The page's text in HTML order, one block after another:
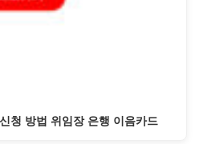
청 방법 위임장 은행 이음카드